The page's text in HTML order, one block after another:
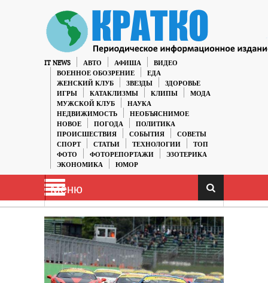
IT NEWS АВТО АФИША
ВИДЕО
ВОЕННОЕ ОБОЗРЕНИЕ
ЕДА
ЖЕНСКИЙ КЛУБ
ЗВЕЗДЫ
ЗДОРОВЬЕ
ИГРЫ
КАТАКЛИЗМЫ КЛИПЫ
МОДА
МУЖСКОЙ КЛУБ
НАУКА
НЕДВИЖИМОСТЬ
НЕОБЪЯСНИМОЕ
НОВОЕ
ПОГОДА
ПОЛИТИКА
ПРОИСШЕСТВИЯ
СОБЫТИЯ
СОВЕТЫ
СПОРТ
СТАТЬИ ТЕХНОЛОГИИ
ТОП
ФОТО
ФОТОРЕПОРТАЖИ
ЭЗОТЕРИКА
ЭКОНОМИКА
ЮМОР
Меню